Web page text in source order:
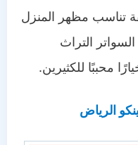
تناسب مظهر المنزل
التراث
محببًا للكثيرين.
الرياض